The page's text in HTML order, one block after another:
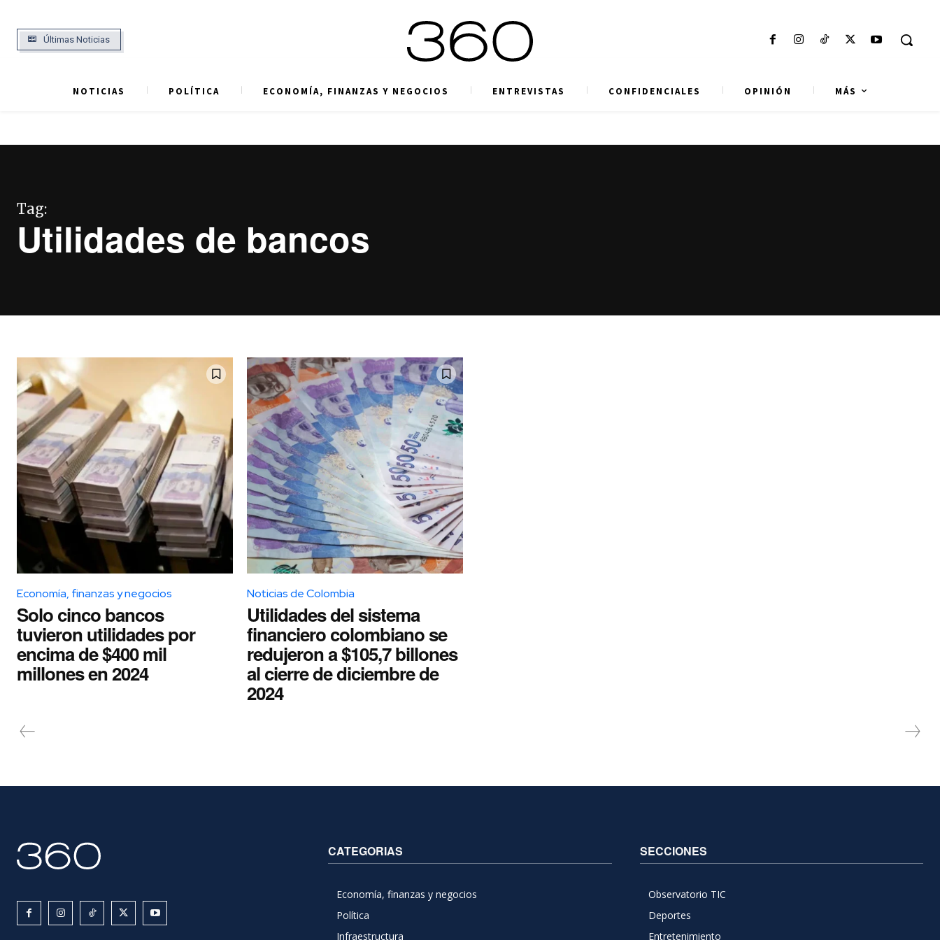
Últimas Noticias
NOTICIAS POLÍTICA ECONOMÍA, FINANZAS Y NEGOCIOS ENTREVISTAS CONFIDENCIALES OPINIÓN MÁS
Tag:
Utilidades de bancos
Economía, finanzas y negocios
Solo cinco bancos
tuvieron utilidades por
encima de $400 mil
millones en 2024
Noticias de Colombia
Utilidades del sistema
financiero colombiano se
redujeron a $105,7 billones
al cierre de diciembre de
2024
CATEGORIAS
Economía, finanzas y negocios
Política
Infraestructura
SECCIONES
Observatorio TIC
Deportes
Entretenimiento